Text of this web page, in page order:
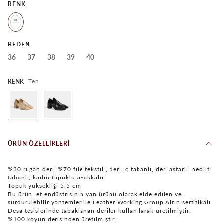
RENK
BEDEN
36 37 38 39 40
RENK Ten
ÜRÜN ÖZELLIKLERI
%30 rugan deri, %70 file tekstil , deri iç tabanlı, deri astarlı, neolit
tabanlı, kadın topuklu ayakkabı.
Topuk yüksekliği 5,5 cm
Bu ürün, et endüstrisinin yan ürünü olarak elde edilen ve
sürdürülebilir yöntemler ile Leather Working Group Altın sertifikalı
Desa tesislerinde tabaklanan deriler kullanılarak üretilmiştir.
%100 koyun derisinden üretilmiştir.